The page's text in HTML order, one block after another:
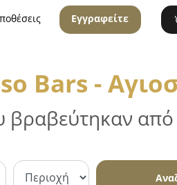
Εγγραφείτε
Bars -
βραβεύτηκαν από